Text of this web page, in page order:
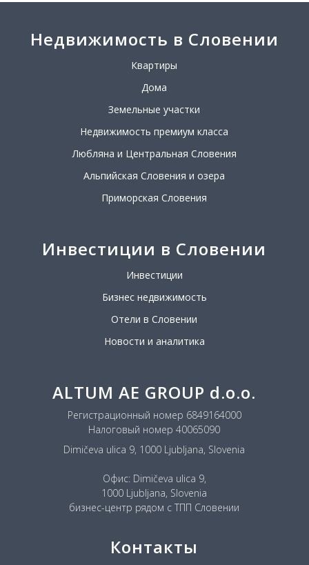
Недвижимость в Словении
Квартиры
Дома
Земельные участки
Недвижимость премиум класса
Любляна и Центральная Словения
Альпийская Словения и озера
Приморская Словения
Инвестиции в Словении
Инвестиции
Бизнес недвижимость
Отели в Словении
Новости и аналитика
ALTUM AE GROUP d.o.o.
Регистрационный номер 6849164000
Налоговый номер 40065090
Dimičeva ulica 9, 1000 Ljubljana, Slovenia
Офис: Dimičeva ulica 9,
1000 Ljubljana, Slovenia
бизнес-центр рядом с ТПП Словении
Контакты